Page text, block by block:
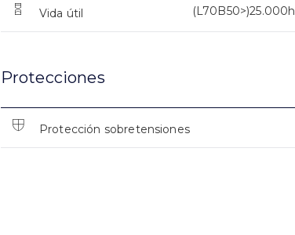
Vida útil (L70B50>)25.000h
Protecciones
Protección sobretensiones